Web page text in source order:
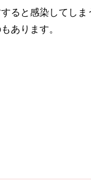
ると感染してし
あります。